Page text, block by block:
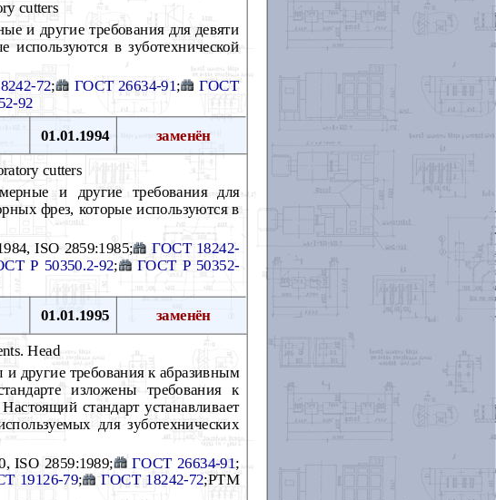
cutters
и другие требования для девяти
в зуботехнической
72; ГОСТ 26634-91; ГОСТ
92
01.01.1994 заменён
cutters
и другие требования для
фрез, которые используются в
ISO 2859:1985; ГОСТ 18242-
Р 50350.2-92; ГОСТ Р 50352-
01.01.1995 заменён
Head
другие требования к абразивным
изложены требования к
стандарт устанавливает
для зуботехнических
ISO 2859:1989; ГОСТ 26634-91;
19126-79; ГОСТ 18242-72;РТМ